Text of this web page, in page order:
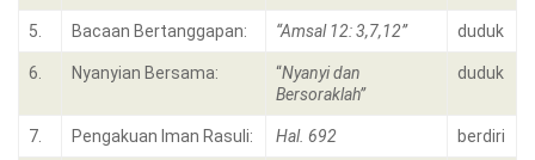
5. Bacaan Bertanggapan: “Amsal 12: 3,7,12” duduk
6. Nyanyian Bersama: “Nyanyi dan
Bersoraklah”
duduk
7. Pengakuan Iman Rasuli: Hal. 692 berdiri